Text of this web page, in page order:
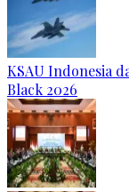
KSAU Indonesia
Black 2026